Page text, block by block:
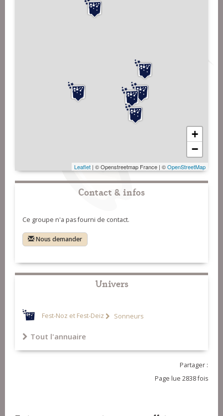
+
−
Leaflet | © Openstreetmap France | ©OpenStreetMap
Contact & infos
Ce groupe n'a pas fourni de contact.
Nous demander
Univers
Fest-Noz et Fest-Deiz Sonneurs
Tout l'annuaire
Partager :
Page lue 2838 fois